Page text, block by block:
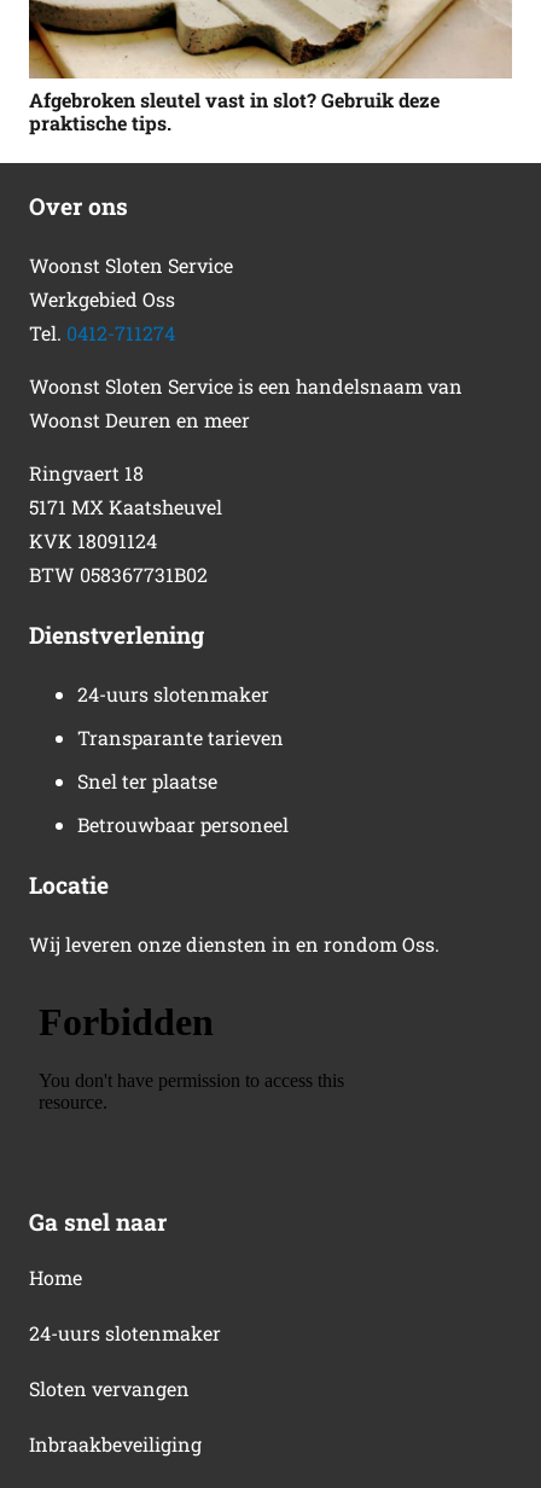
Afgebroken sleutel vast in slot? Gebruik deze
praktische tips.
Over ons
Woonst Sloten Service
Werkgebied Oss
Tel. 0412-711274
Woonst Sloten Service is een handelsnaam van
Woonst Deuren en meer
Ringvaert 18
5171 MX Kaatsheuvel
KVK 18091124
BTW 058367731B02
Dienstverlening
24-uurs slotenmaker
Transparante tarieven
Snel ter plaatse
Betrouwbaar personeel
Locatie
Wij leveren onze diensten in en rondom Oss.
Ga snel naar
Home
24-uurs slotenmaker
Sloten vervangen
Inbraakbeveiliging